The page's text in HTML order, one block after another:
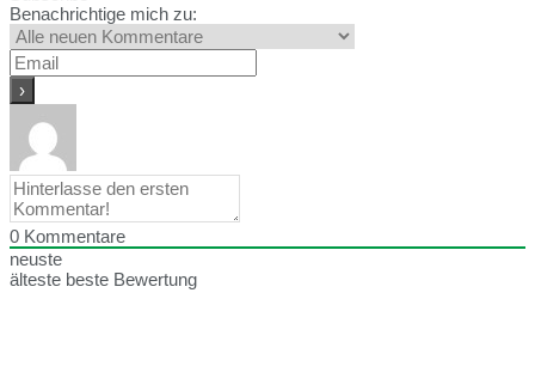
Benachrichtige mich zu:
0 Kommentare
neuste
älteste beste Bewertung